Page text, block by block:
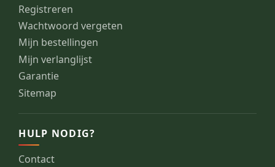
Registreren
Wachtwoord vergeten
Mijn bestellingen
Mijn verlanglijst
Garantie
Sitemap
HULP NODIG?
Contact